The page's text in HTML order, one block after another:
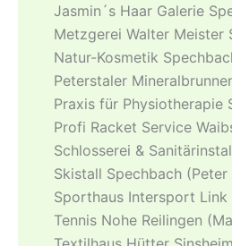
Jasmin´s Haar Galerie
Metzgerei Walter Meister
Natur-Kosmetik
Peterstaler
Praxis für Physiotherapie
Profi Racket Service
Schlosserei &
Skistall Spechbach
Sporthaus Intersport
Tennis Nohe Reilingen